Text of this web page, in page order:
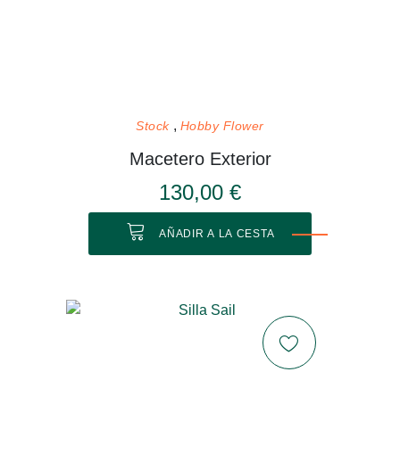
Stock Hobby Flower
Macetero Exterior
130,00 €
AÑADIR A LA CESTA